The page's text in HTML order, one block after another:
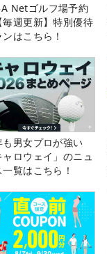
Netゴルフ場予約
毎週更新】特別優待
ンはこちら！
も男女プロが強い
ャロウェイ」のニュ
一覧はこちら！